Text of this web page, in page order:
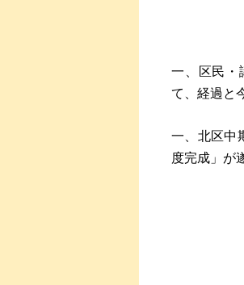
一、区民・
て、経過と
一、北区中
度完成」が